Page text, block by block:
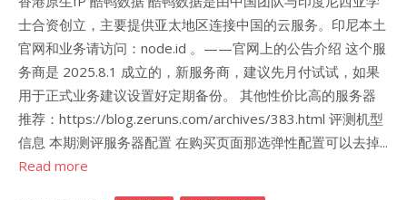
士合资创立，主要提供亚太地区连接中国的云服务。印尼本土
官网和业务请访问：node.id 。——官网上的公告介绍 这个服
务商是 2025.8.1 成立的，新服务商，建议先月付试试，如果
用于正式业务建议设置好定期备份。 其他性价比高的服务器
推荐：https://blog.zeruns.com/archives/383.html 评测机型
信息 本期测评服务器配置 在购买页面那选弹性配置可以去掉...
Read more